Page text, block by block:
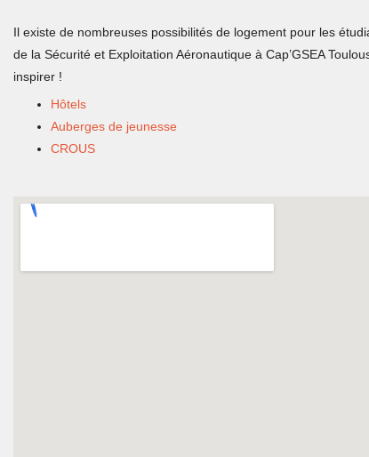
Il existe de nombreuses possibilités de logement pour les
de la Sécurité et Exploitation Aéronautique à Cap’GSEA
inspirer !
Hôtels
Auberges de jeunesse
CROUS